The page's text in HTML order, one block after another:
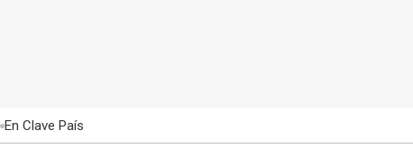
En Clave País